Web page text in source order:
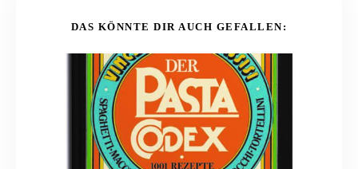
DAS KÖNNTE DIR AUCH GEFALLEN: